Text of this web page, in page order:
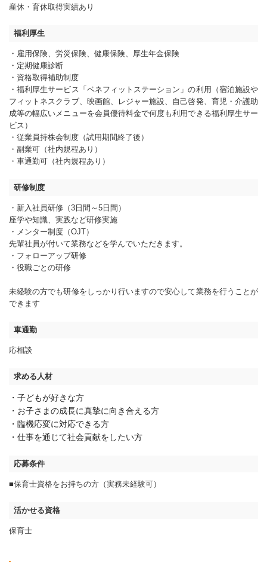
産休・育休取得実績あり
福利厚生
・雇用保険、労災保険、健康保険、厚生年金保険
・定期健康診断
・資格取得補助制度
・福利厚生サービス「ベネフィットステーション」の利用（宿泊施設や
フィットネスクラブ、映画館、レジャー施設、自己啓発、育児・介護助
成等の幅広いメニューを会員優待料金で何度も利用できる福利厚生サー
ビス）
・従業員持株会制度（試用期間終了後）
・副業可（社内規程あり）
・車通勤可（社内規程あり）
研修制度
・新入社員研修（3日間～5日間）
座学や知識、実践など研修実施
・メンター制度（OJT）
先輩社員が付いて業務などを学んでいただきます。
・フォローアップ研修
・役職ごとの研修
未経験の方でも研修をしっかり行いますので安心して業務を行うことが
できます
車通勤
応相談
求める人材
・子どもが好きな方
・お子さまの成長に真摯に向き合える方
・臨機応変に対応できる方
・仕事を通じて社会貢献をしたい方
応募条件
■保育士資格をお持ちの方（実務未経験可）
活かせる資格
保育士